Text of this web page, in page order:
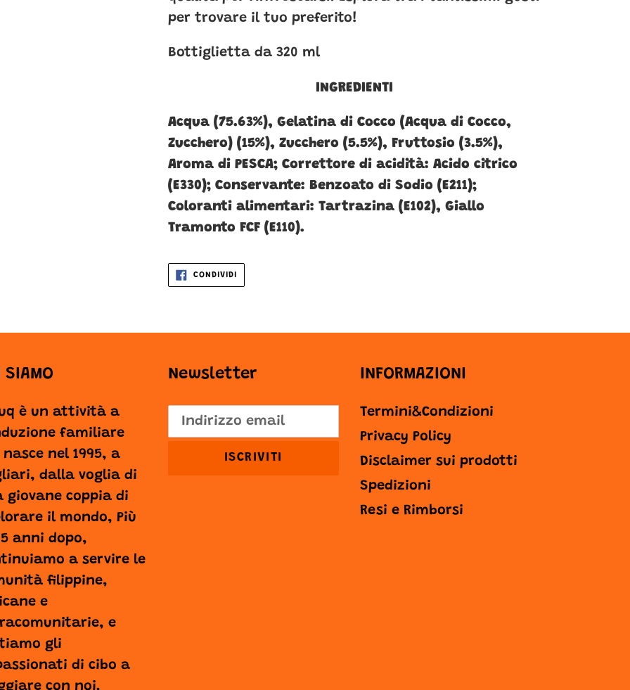
per trovare il tuo preferito!
Bottiglietta da 320 ml
INGREDIENTI
Acqua (75.63%), Gelatina di Cocco (Acqua di Cocco,
Zucchero) (15%), Zucchero (5.5%), Fruttosio (3.5%),
Aroma di PESCA; Correttore di acidità: Acido citrico
(E330); Conservante: Benzoato di Sodio (E211);
Coloranti alimentari: Tartrazina (E102), Giallo
Tramonto FCF (E110).
CONDIVIDICONDIVIDI
FACEBOOK
SIAMO
è un attività a
familiare
nasce nel 1995, a
dalla voglia di
giovane coppia di
il mondo, Più
anni dopo,
a servire le
filippine,
e
e
gli
di cibo a
con noi.
Newsletter
ISCRIVITI
INFORMAZIONI
Termini&Condizioni
Privacy Policy
Disclaimer sui prodotti
Spedizioni
Resi e Rimborsi